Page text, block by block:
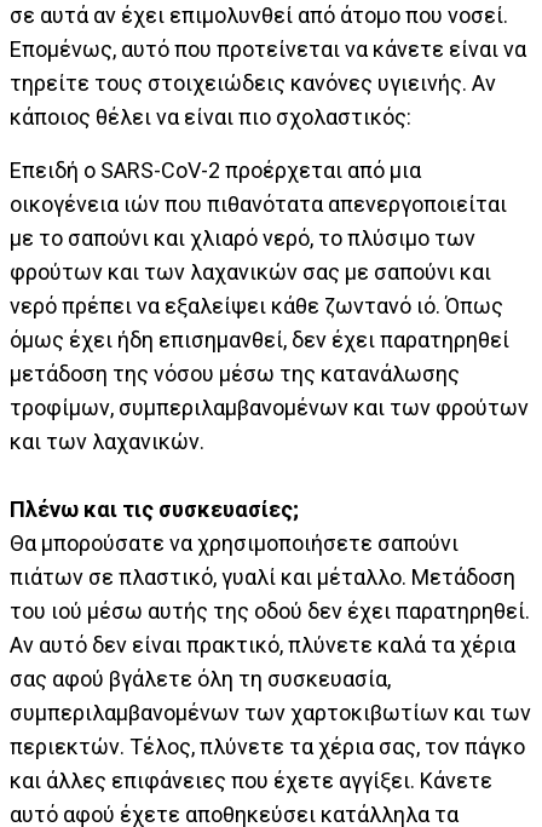
σε αυτά αν έχει επιμολυνθεί από άτομο που νοσεί.
Επομένως, αυτό που προτείνεται να κάνετε είναι να
τηρείτε τους στοιχειώδεις κανόνες υγιεινής. Αν
κάποιος θέλει να είναι πιο σχολαστικός:
Επειδή ο SARS-CoV-2 προέρχεται από μια
οικογένεια ιών που πιθανότατα απενεργοποιείται
με το σαπούνι και χλιαρό νερό, το πλύσιμο των
φρούτων και των λαχανικών σας με σαπούνι και
νερό πρέπει να εξαλείψει κάθε ζωντανό ιό. Όπως
όμως έχει ήδη επισημανθεί, δεν έχει παρατηρηθεί
μετάδοση της νόσου μέσω της κατανάλωσης
τροφίμων, συμπεριλαμβανομένων και των φρούτων
και των λαχανικών.
Πλένω και τις συσκευασίες;
Θα μπορούσατε να χρησιμοποιήσετε σαπούνι
πιάτων σε πλαστικό, γυαλί και μέταλλο. Μετάδοση
του ιού μέσω αυτής της οδού δεν έχει παρατηρηθεί.
Αν αυτό δεν είναι πρακτικό, πλύνετε καλά τα χέρια
σας αφού βγάλετε όλη τη συσκευασία,
συμπεριλαμβανομένων των χαρτοκιβωτίων και των
περιεκτών. Τέλος, πλύνετε τα χέρια σας, τον πάγκο
και άλλες επιφάνειες που έχετε αγγίξει. Κάνετε
αυτό αφού έχετε αποθηκεύσει κατάλληλα τα